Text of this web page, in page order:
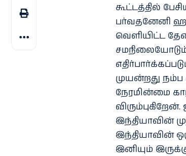
கூட்டத்தில்
பர்வதனேனி
வெளியிட்ட
முயன்றது நம்ப
நேரமின்மை
இந்தியாவின்
இந்தியாவின்
இனியும்